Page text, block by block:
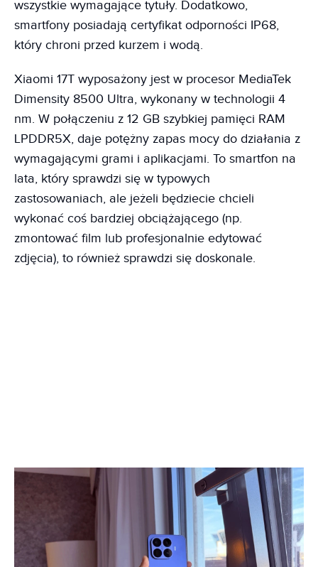
wszystkie wymagające tytuły. Dodatkowo,
smartfony posiadają certyfikat odporności IP68,
który chroni przed kurzem i wodą.
Xiaomi 17T wyposażony jest w procesor MediaTek
Dimensity 8500 Ultra, wykonany w technologii 4
nm. W połączeniu z 12 GB szybkiej pamięci RAM
LPDDR5X, daje potężny zapas mocy do działania z
wymagającymi grami i aplikacjami. To smartfon na
lata, który sprawdzi się w typowych
zastosowaniach, ale jeżeli będziecie chcieli
wykonać coś bardziej obciążającego (np.
zmontować film lub profesjonalnie edytować
zdjęcia), to również sprawdzi się doskonale.